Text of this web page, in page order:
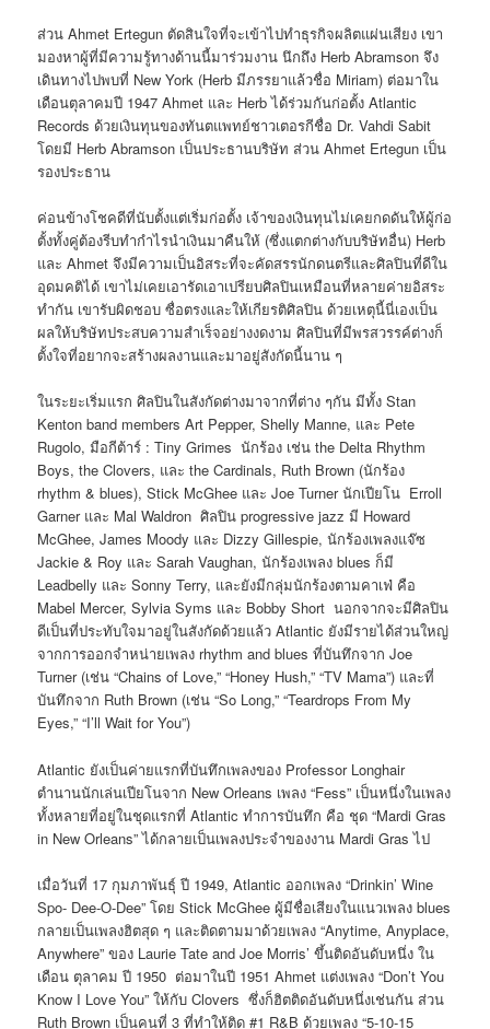
ส่วน Ahmet Ertegun ตัดสินใจที่จะเข้าไปทำธุรกิจผลิตแผ่นเสียง เขา
มองหาผู้ที่มีความรู้ทางด้านนี้มาร่วมงาน นึกถึง Herb Abramson จึง
เดินทางไปพบที่ New York (Herb มีภรรยาแล้วชื่อ Miriam) ต่อมาใน
เดือนตุลาคมปี 1947 Ahmet และ Herb ได้ร่วมกันก่อตั้ง Atlantic
Records ด้วยเงินทุนของทันตแพทย์ชาวเตอรกีชื่อ Dr. Vahdi Sabit
โดยมี Herb Abramson เป็นประธานบริษัท ส่วน Ahmet Ertegun เป็น
รองประธาน
ค่อนข้างโชคดีที่นับตั้งแต่เริ่มก่อตั้ง เจ้าของเงินทุนไม่เคยกดดันให้ผู้ก่อ
ตั้งทั้งคู่ต้องรีบทำกำไรนำเงินมาคืนให้ (ซึ่งแตกต่างกับบริษัทอื่น) Herb
และ Ahmet จึงมีความเป็นอิสระที่จะคัดสรรนักดนตรีและศิลปินที่ดีใน
อุดมคติได้ เขาไม่เคยเอารัดเอาเปรียบศิลปินเหมือนที่หลายค่ายอิสระ
ทำกัน เขารับผิดชอบ ซื่อตรงและให้เกียรติศิลปิน ด้วยเหตุนี้นี่เองเป็น
ผลให้บริษัทประสบความสำเร็จอย่างงดงาม ศิลปินที่มีพรสวรรค์ต่างก็
ตั้งใจที่อยากจะสร้างผลงานและมาอยู่สังกัดนี้นาน ๆ
ในระยะเริ่มแรก ศิลปินในสังกัดต่างมาจากที่ต่าง ๆกัน มีทั้ง Stan
Kenton band members Art Pepper, Shelly Manne, และ Pete
Rugolo, มือกีต้าร์ : Tiny Grimes นักร้อง เช่น the Delta Rhythm
Boys, the Clovers, และ the Cardinals, Ruth Brown (นักร้อง
rhythm & blues), Stick McGhee และ Joe Turner นักเปียโน Erroll
Garner และ Mal Waldron ศิลปิน progressive jazz มี Howard
McGhee, James Moody และ Dizzy Gillespie, นักร้องเพลงแจ๊ซ
Jackie & Roy และ Sarah Vaughan, นักร้องเพลง blues ก็มี
Leadbelly และ Sonny Terry, และยังมีกลุ่มนักร้องตามคาเฟ่ คือ
Mabel Mercer, Sylvia Syms และ Bobby Short นอกจากจะมีศิลปิน
ดีเป็นที่ประทับใจมาอยู่ในสังกัดด้วยแล้ว Atlantic ยังมีรายได้ส่วนใหญ่
จากการออกจำหน่ายเพลง rhythm and blues ที่บันทึกจาก Joe
Turner (เช่น “Chains of Love,” “Honey Hush,” “TV Mama”) และที่
บันทึกจาก Ruth Brown (เช่น “So Long,” “Teardrops From My
Eyes,” “I’ll Wait for You”)
Atlantic ยังเป็นค่ายแรกที่บันทึกเพลงของ Professor Longhair
ตำนานนักเล่นเปียโนจาก New Orleans เพลง “Fess” เป็นหนึ่งในเพลง
ทั้งหลายที่อยู่ในชุดแรกที่ Atlantic ทำการบันทึก คือ ชุด “Mardi Gras
in New Orleans” ได้กลายเป็นเพลงประจำของงาน Mardi Gras ไป
เมื่อวันที่ 17 กุมภาพันธุ์ ปี 1949, Atlantic ออกเพลง “Drinkin’ Wine
Spo- Dee-O-Dee” โดย Stick McGhee ผู้มีชื่อเสียงในแนวเพลง blues
กลายเป็นเพลงฮิตสุด ๆ และติดตามมาด้วยเพลง “Anytime, Anyplace,
Anywhere” ของ Laurie Tate and Joe Morris’ ขึ้นติดอันดับหนึ่ง ใน
เดือน ตุลาคม ปี 1950 ต่อมาในปี 1951 Ahmet แต่งเพลง “Don’t You
Know I Love You” ให้กับ Clovers ซึ่งก็ฮิตติดอันดับหนึ่งเช่นกัน ส่วน
Ruth Brown เป็นคนที่ 3 ที่ทำให้ติด #1 R&B ด้วยเพลง “5-10-15